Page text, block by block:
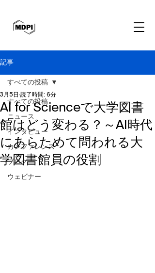
記事
すべての投稿
ニュース
インタビュー
カンファレンス
ブログ
ウェビナー
すべての投稿
AI for Scienceで大学図書
館はどう変わる？～AI時代
にあらためて問われる大
学図書館員の役割
3月5日 読了時間: 6分